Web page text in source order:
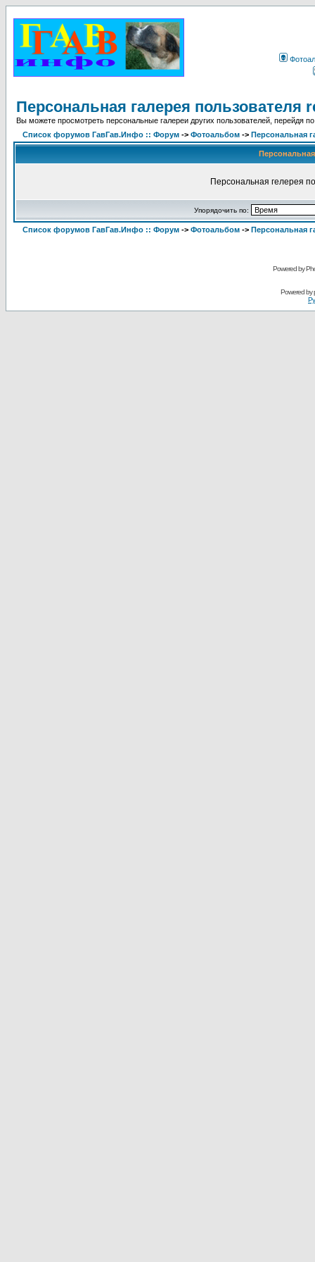
Персональная галерея пользователя
Вы можете просмотреть персональные галереи других пользователей, перейдя
Список форумов ГавГав.Инфо :: Форум -> Фотоальбом -> Персональная
Персональная гелерея
Упорядочить по:
Список форумов ГавГав.Инфо :: Форум -> Фотоальбом -> Персональная
Powered by
Powered by